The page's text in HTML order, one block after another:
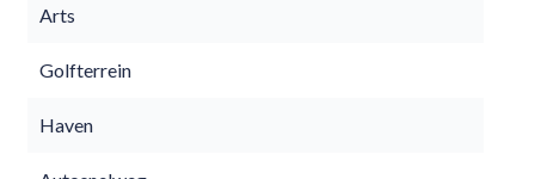
Arts
Golfterrein
Haven